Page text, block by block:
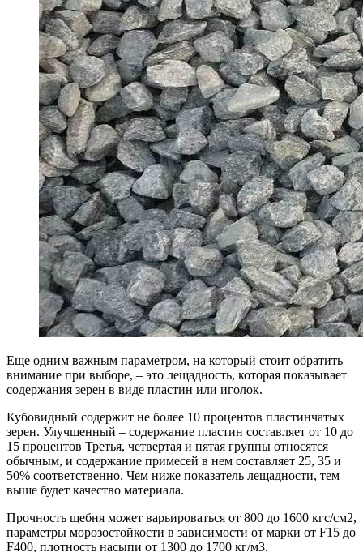
Еще одним важным параметром, на который стоит обратить
внимание при выборе, – это лещадность, которая показывает
содержания зерен в виде пластин или иголок.
Кубовидный содержит не более 10 процентов пластинчатых
зерен. Улучшенный – содержание пластин составляет от 10 до
15 процентов Третья, четвертая и пятая группы относятся
обычным, и содержание примесей в нем составляет 25, 35 и
50% соответственно. Чем ниже показатель лещадности, тем
выше будет качество материала.
Прочность щебня может варьироваться от 800 до 1600 кгс/см2,
параметры морозостойкости в зависимости от марки от F15 до
F400, плотность насыпи от 1300 до 1700 кг/м3.